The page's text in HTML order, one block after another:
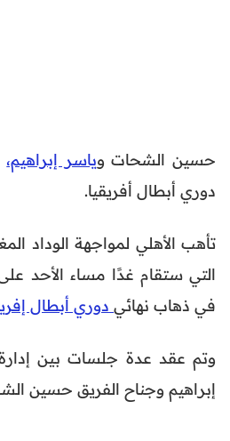
حسين الشحات وياسر إبراهيم،
دوري أبطال أفريقيا.
تأهب الأهلي لمواجهة الوداد
التي ستقام غدًا مساء الأحد على
في ذهاب نهائي دوري أبطال
وتم عقد عدة جلسات بين إدارة
إبراهيم وجناح الفريق حسين